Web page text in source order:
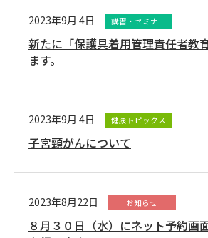
2023年9月 4日 講習・セミナー
新たに「保護具着用管理責任者教
ます。
2023年9月 4日 健康トピックス
子宮頸がんについて
2023年8月22日 お知らせ
８月３０日（水）にネット予約画